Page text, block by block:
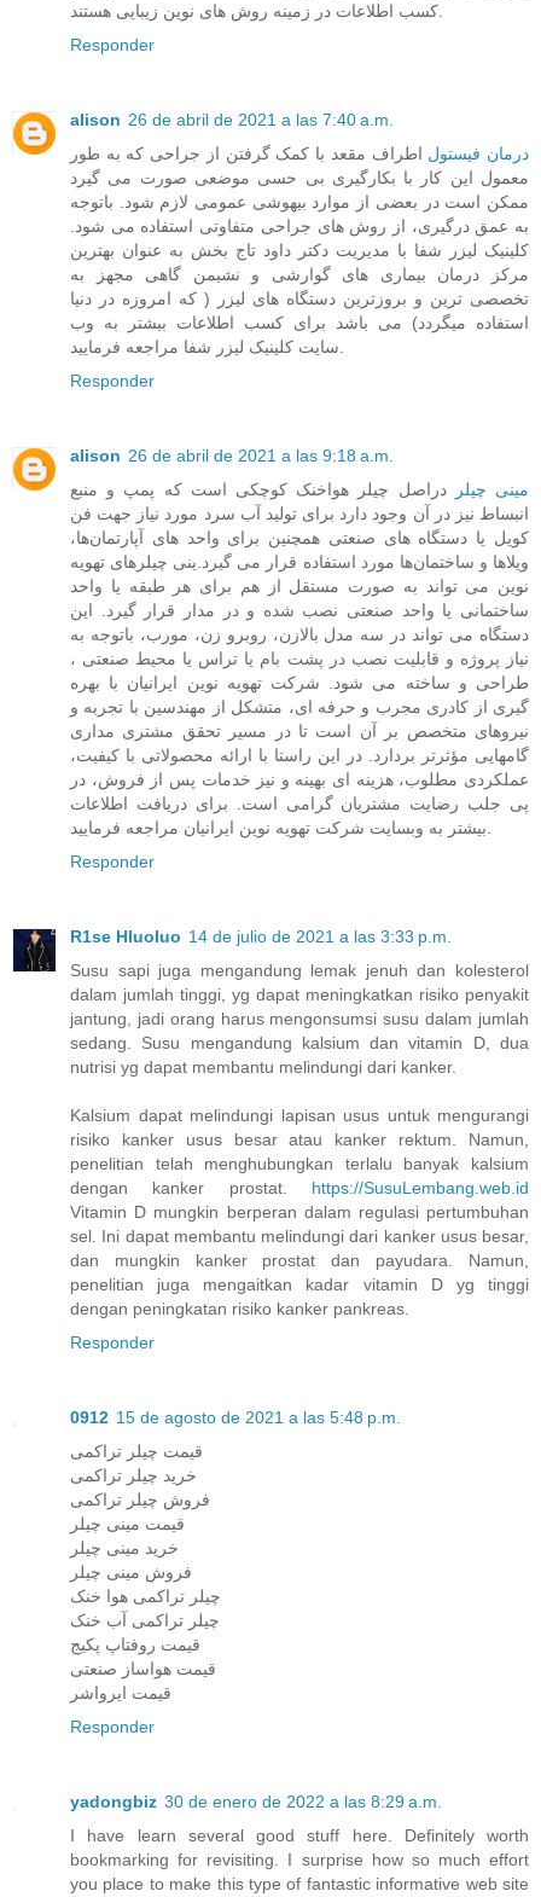
کسب اطلاعات در زمینه روش های نوین زیبایی هستند.
Responder
alison 26 de abril de 2021 a las 7:40 a.m.
درمان فیستول اطراف مقعد با کمک گرفتن از جراحی که به طور
معمول این کار با بکارگیری بی حسی موضعی صورت می گیرد
ممکن است در بعضی از موارد بیهوشی عمومی لازم شود. باتوجه
به عمق درگیری، از روش های جراحی متفاوتی استفاده می شود.
کلینیک لیزر شفا با مدیریت دکتر داود تاج بخش به عنوان بهترین
مرکز درمان بیماری های گوارشی و نشیمن گاهی مجهز به
تخصصی ترین و بروزترین دستگاه های لیزر ( که امروزه در دنیا
استفاده میگردد) می باشد برای کسب اطلاعات بیشتر به وب
سایت کلینیک لیزر شفا مراجعه فرمایید.
Responder
alison 26 de abril de 2021 a las 9:18 a.m.
مینی چیلر
دراصل چیلر هواخنک کوچکی است که پمپ و منبع
انبساط نیز در آن وجود دارد برای تولید آب سرد مورد نیاز جهت فن
کویل یا دستگاه های صنعتی همچنین برای واحد های آپارتمان‌ها،
ویلاها و ساختمان‌ها مورد استفاده قرار می گیرد.ینی چیلرهای تهویه
نوین می تواند به صورت مستقل از هم برای هر طبقه یا واحد
ساختمانی یا واحد صنعتی نصب شده و در مدار قرار گیرد. این
دستگاه می تواند در سه مدل بالازن، روبرو زن، مورب، باتوجه به
نیاز پروژه و قابلیت نصب در پشت بام یا تراس یا محیط صنعتی ،
طراحی و ساخته می شود. شرکت تهویه نوین ایرانیان با بهره
گیری از کادری مجرب و حرفه ای، متشکل از مهندسین با تجربه و
نیروهای متخصص بر آن است تا در مسیر تحقق مشتری مداری
گامهایی مؤثرتر بردارد. در این راستا با ارائه محصولاتی با کیفیت،
عملکردی مطلوب، هزینه ای بهینه و نیز خدمات پس از فروش، در
پی جلب رضایت مشتریان گرامی است. برای دریافت اطلاعات
بیشتر به وبسایت شرکت تهویه نوین ایرانیان مراجعه فرمایید.
Responder
R1se Hluoluo 14 de julio de 2021 a las 3:33 p.m.
Susu sapi juga mengandung lemak jenuh dan kolesterol
dalam jumlah tinggi, yg dapat meningkatkan risiko penyakit
jantung, jadi orang harus mengonsumsi susu dalam jumlah
sedang. Susu mengandung kalsium dan vitamin D, dua
nutrisi yg dapat membantu melindungi dari kanker.
Kalsium dapat melindungi lapisan usus untuk mengurangi
risiko kanker usus besar atau kanker rektum. Namun,
penelitian telah menghubungkan terlalu banyak kalsium
dengan kanker prostat. https://SusuLembang.web.id
Vitamin D mungkin berperan dalam regulasi pertumbuhan
sel. Ini dapat membantu melindungi dari kanker usus besar,
dan mungkin kanker prostat dan payudara. Namun,
penelitian juga mengaitkan kadar vitamin D yg tinggi
dengan peningkatan risiko kanker pankreas.
Responder
0912 15 de agosto de 2021 a las 5:48 p.m.
قیمت چیلر تراکمی
خرید چیلر تراکمی
فروش چیلر تراکمی
قیمت مینی چیلر
خرید مینی چیلر
فروش مینی چیلر
چیلر تراکمی هوا خنک
چیلر تراکمی آب خنک
قیمت روفتاپ پکیج
قیمت هواساز صنعتی
قیمت ایرواشر
Responder
yadongbiz 30 de enero de 2022 a las 8:29 a.m.
I have learn several good stuff here. Definitely worth
bookmarking for revisiting. I surprise how so much effort
you place to make this type of fantastic informative web site